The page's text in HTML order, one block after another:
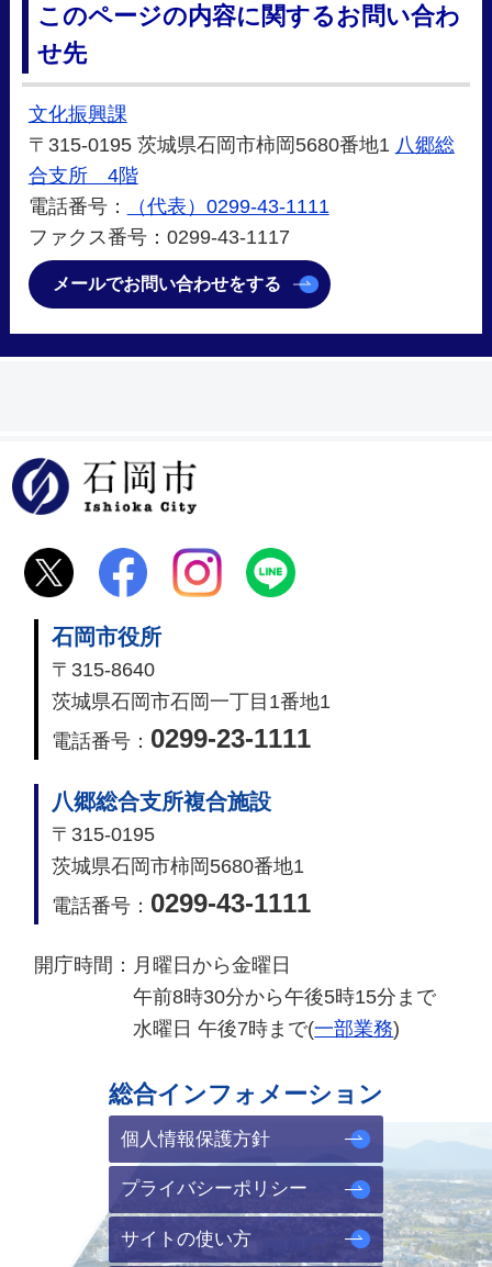
このページの内容に関するお問い合わ
せ先
文化振興課
〒315-0195 茨城県石岡市柿岡5680番地1 八郷総
合支所 4階
電話番号：
（代表）0299-43-1111
ファクス番号：0299-43-1117
メールでお問い合わせをする
石岡市役所
〒315-8640
茨城県石岡市石岡一丁目1番地1
電話番号： 0299-23-1111
八郷総合支所複合施設
〒315-0195
茨城県石岡市柿岡5680番地1
電話番号： 0299-43-1111
開庁時間： 月曜日から金曜日
午前8時30分から午後5時15分まで
水曜日 午後7時まで(一部業務)
総合インフォメーション
個人情報保護方針
プライバシーポリシー
サイトの使い方